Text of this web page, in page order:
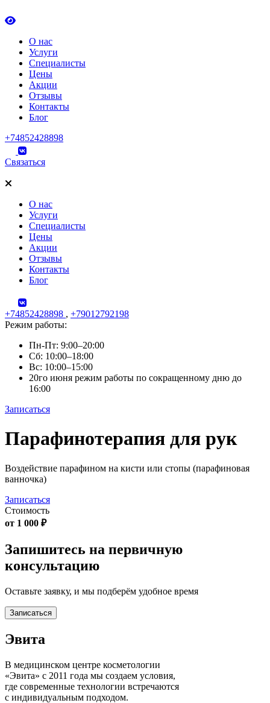
О нас
Услуги
Специалисты
Цены
Акции
Отзывы
Контакты
Блог
+74852428898
Связаться
О нас
Услуги
Специалисты
Цены
Акции
Отзывы
Контакты
Блог
+74852428898 , +79012792198
Режим работы:
Пн-Пт: 9:00–20:00
Сб: 10:00–18:00
Вс: 10:00–15:00
20го июня режим работы по сокращенному дню до
16:00
Записаться
Skip
to
Парафинотерапия для рук
Воздействие парафином на кисти или стопы (парафиновая
ванночка)
Записаться
Стоимость
от 1 000 ₽
Запишитесь на первичную
консультацию
Оставьте заявку, и мы подберём удобное время
Записаться
Эвита
В медицинском центре косметологии
«Эвита» с 2011 года мы создаем условия,
где современные технологии встречаются
с индивидуальным подходом.